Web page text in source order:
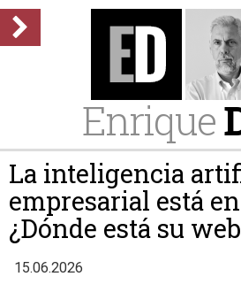
Enrique
La inteligencia
empresarial está en
¿Dónde está su
15.06.2026